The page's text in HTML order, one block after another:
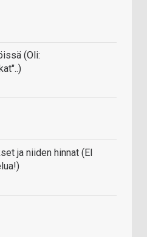
(Oli:
ja niiden hinnat (EI